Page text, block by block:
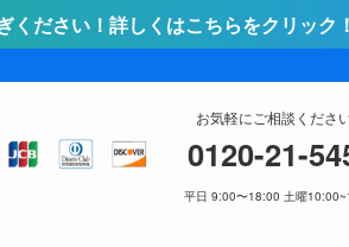
をクリック！
お気軽にご相談ください
0120-21-
平日 9:00〜18:00 土曜